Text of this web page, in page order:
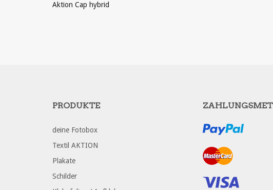
Aktion Cap hybrid
PRODUKTE
deine Fotobox
Textil AKTION
Plakate
Schilder